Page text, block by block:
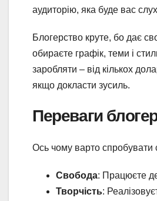
аудиторію, яка буде вас
Блогерство круте, бо дає
обираєте графік, теми і
заробляти – від кількох
якщо докласти зусиль.
Переваги
Ось чому варто спробувати
Свобода: Працюєте
Творчість: